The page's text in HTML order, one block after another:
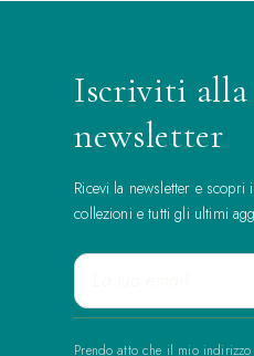
Iscriviti alla
newsletter
Ricevi la newsletter e
collezioni e tutti gli ultimi
Prendo atto che il mio